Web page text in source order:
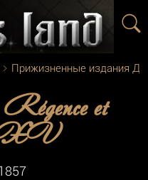
Прижизненные издания
et
XV